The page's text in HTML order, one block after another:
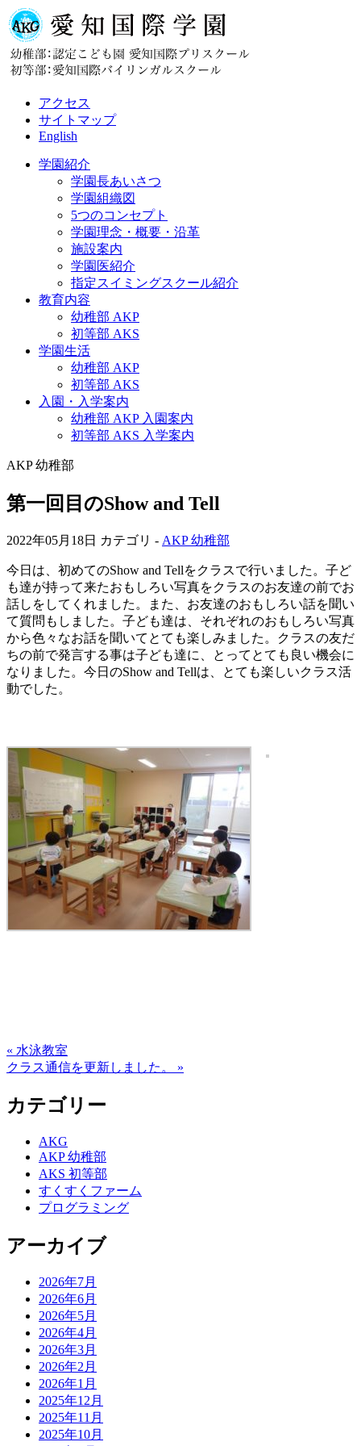
アクセス
サイトマップ
English
学園紹介
学園長あいさつ
学園組織図
5つのコンセプト
学園理念・概要・沿革
施設案内
学園医紹介
指定スイミングスクール紹介
教育内容
幼稚部 AKP
初等部 AKS
学園生活
幼稚部 AKP
初等部 AKS
入園・入学案内
幼稚部 AKP 入園案内
初等部 AKS 入学案内
AKP 幼稚部
第一回目のShow and Tell
2022年05月18日 カテゴリ - AKP 幼稚部
今日は、初めてのShow and Tellをクラスで行いました。子ど
も達が持って来たおもしろい写真をクラスのお友達の前でお
話しをしてくれました。また、お友達のおもしろい話を聞い
て質問もしました。子ども達は、それぞれのおもしろい写真
から色々なお話を聞いてとても楽しみました。クラスの友だ
ちの前で発言する事は子ども達に、とってとても良い機会に
なりました。今日のShow and Tellは、とても楽しいクラス活
動でした。
« 水泳教室
クラス通信を更新しました。 »
カテゴリー
AKG
AKP 幼稚部
AKS 初等部
すくすくファーム
プログラミング
アーカイブ
2026年7月
2026年6月
2026年5月
2026年4月
2026年3月
2026年2月
2026年1月
2025年12月
2025年11月
2025年10月